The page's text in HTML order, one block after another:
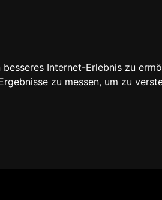
Internet-Erlebnis zu
zu messen, um zu